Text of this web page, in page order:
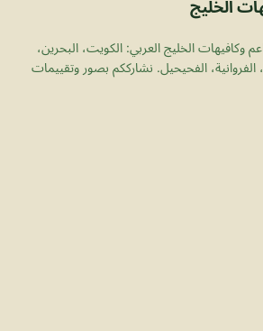
الخليج
وكافيهات الخليج العربي: الكويت، البحرين،
الفروانية، الفحيحيل. نشارككم بصور وتقييمات